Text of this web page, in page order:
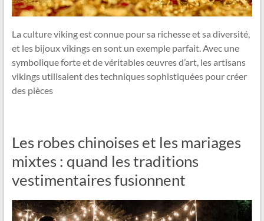
La culture viking est connue pour sa richesse et sa diversité,
et les bijoux vikings en sont un exemple parfait. Avec une
symbolique forte et de véritables œuvres d’art, les artisans
vikings utilisaient des techniques sophistiquées pour créer
des pièces
Les robes chinoises et les mariages
mixtes : quand les traditions
vestimentaires fusionnent